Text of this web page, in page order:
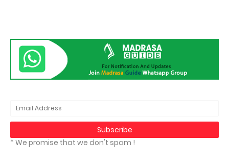
* We promise that we don't spam !